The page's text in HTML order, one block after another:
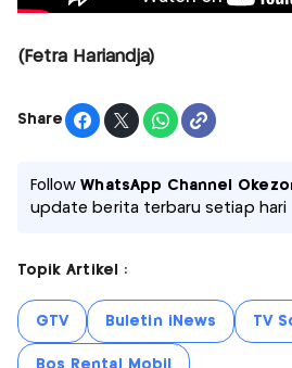
(Fetra Hariandja)
Share
FollowWhatsApp Channel
update berita terbaru setiap hari
Topik Artikel :
GTV Buletin iNews TV
Bos Rental Mobil